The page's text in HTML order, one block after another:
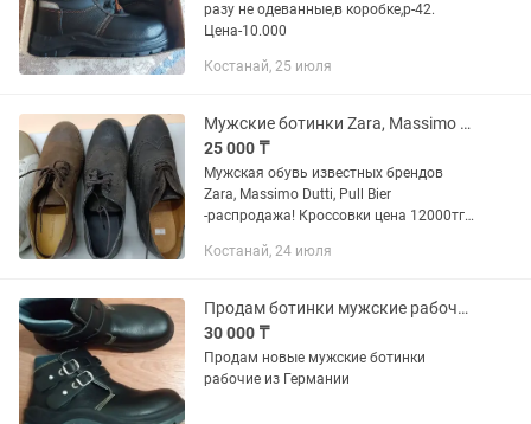
разу не одеванные,в коробке,р-42.
Цена-10.000
Костанай, 25 июля
Мужские ботинки Zara, Massimo Dutti
25 000 ₸
Мужская обувь известных брендов
Zara, Massimo Dutti, Pull Bier
-распродажа! Кроссовки цена 12000тг
-25000тг,материал: натуральная
Одежда обувь...
Костанай, 24 июля
Продам ботинки мужские рабочие
30 000 ₸
Продам новые мужские ботинки
рабочие из Германии